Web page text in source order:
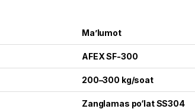
Ma’lumot
AFEX SF-300
200–300 kg/soat
Zanglamas po‘lat SS304